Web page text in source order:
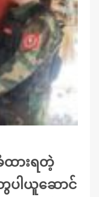
ထားရတဲ့
ပါယူဆောင်